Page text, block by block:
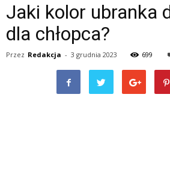
Jaki kolor ubranka
dla chłopca?
Przez Redakcja - 3 grudnia 2023 699